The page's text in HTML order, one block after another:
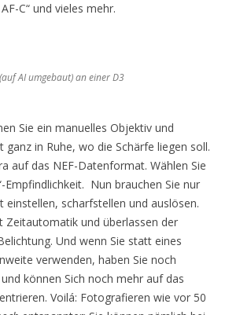
C“ und vieles mehr.
AI umgebaut) an einer D3
Sie ein manuelles Objektiv und
ganz in Ruhe, wo die Schärfe liegen soll.
auf das NEF-Datenformat. Wählen Sie
Empfindlichkeit. Nun brauchen Sie nur
einstellen, scharfstellen und auslösen.
Zeitautomatik und überlassen der
Und wenn Sie statt eines
verwenden, haben Sie noch
können Sich noch mehr auf das
Voilá: Fotografieren wie vor 50